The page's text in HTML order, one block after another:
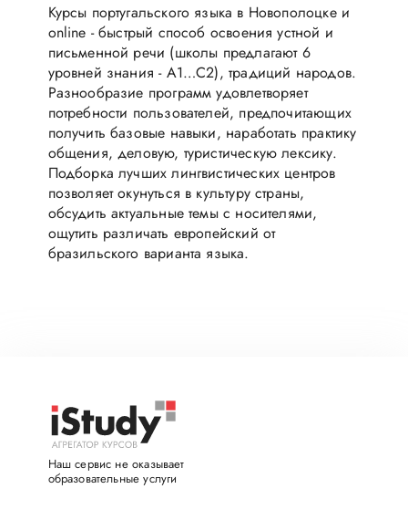
Курсы португальского языка в Новополоцке и
online - быстрый способ освоения устной и
письменной речи (школы предлагают 6
уровней знания - A1…C2), традиций народов.
Разнообразие программ удовлетворяет
потребности пользователей, предпочитающих
получить базовые навыки, наработать практику
общения, деловую, туристическую лексику.
Подборка лучших лингвистических центров
позволяет окунуться в культуру страны,
обсудить актуальные темы с носителями,
ощутить различать европейский от
бразильского варианта языка.
Наш сервис не оказывает
образовательные услуги